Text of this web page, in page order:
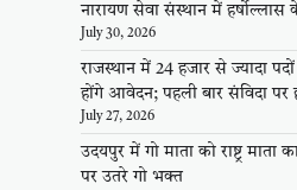
नारायण सेवा संस्थान में हर्षोल्लास
July 30, 2026
राजस्थान में 24 हजार से ज्यादा
होंगे आवेदन; पहली बार संविदा पर
July 27, 2026
उदयपुर में गो माता को राष्ट्र माता
पर उतरे गो भक्त